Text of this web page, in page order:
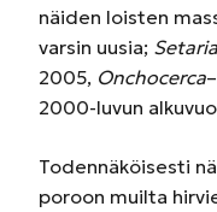
näiden loisten
varsin uusia; Setaria
2005, Onchocerca
2000-luvun
Todennäköisesti
poroon muilta